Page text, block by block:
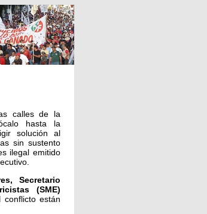
calles de la
hasta la
solución al
sin sustento
ilegal emitido
Secretario
(SME)
están